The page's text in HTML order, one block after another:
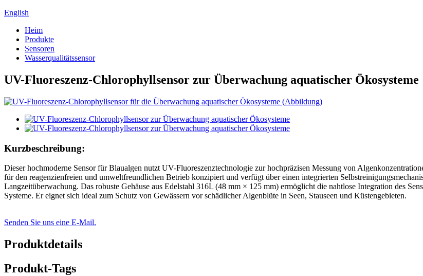
English
Heim
Produkte
Sensoren
Wasserqualitätssensor
UV-Fluoreszenz-Chlorophyllsensor zur Überwachung aquatischer Ökosysteme
Kurzbeschreibung:
Dieser hochmoderne Sensor für Blaualgen nutzt UV-Fluoreszenztechnologie zur hochpräzisen Messung von
für den reagenzienfreien und umweltfreundlichen Betrieb konzipiert und verfügt über einen integrierten
Langzeitüberwachung. Das robuste Gehäuse aus Edelstahl 316L (48 mm × 125 mm) ermöglicht die nahtlose Integration des
Systeme. Er eignet sich ideal zum Schutz von Gewässern vor schädlicher Algenblüte in Seen, Stauseen und Küstengebieten.
Senden Sie uns eine E-Mail.
Produktdetails
Produkt-Tags